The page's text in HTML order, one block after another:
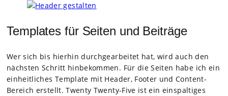
Templates für Seiten und Beiträge
Wer sich bis hier­hin durch­ge­ar­bei­tet hat, wird auch den
nächs­ten Schritt hin­be­kom­men. Für die Sei­ten habe ich ein
ein­heit­li­ches Tem­p­late mit Hea­der, Foo­ter und Con­tent-
Bereich erstellt. Twenty Twenty-Five ist ein ein­spal­ti­ges